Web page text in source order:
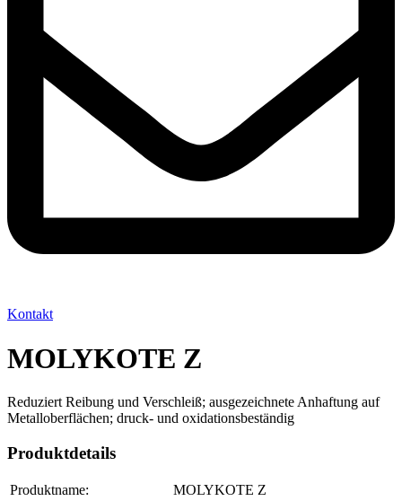
Kontakt
MOLYKOTE Z
Reduziert Reibung und Verschleiß; ausgezeichnete Anhaftung auf
Metalloberflächen; druck- und oxidationsbeständig
Produktdetails
Produktname:
MOLYKOTE Z